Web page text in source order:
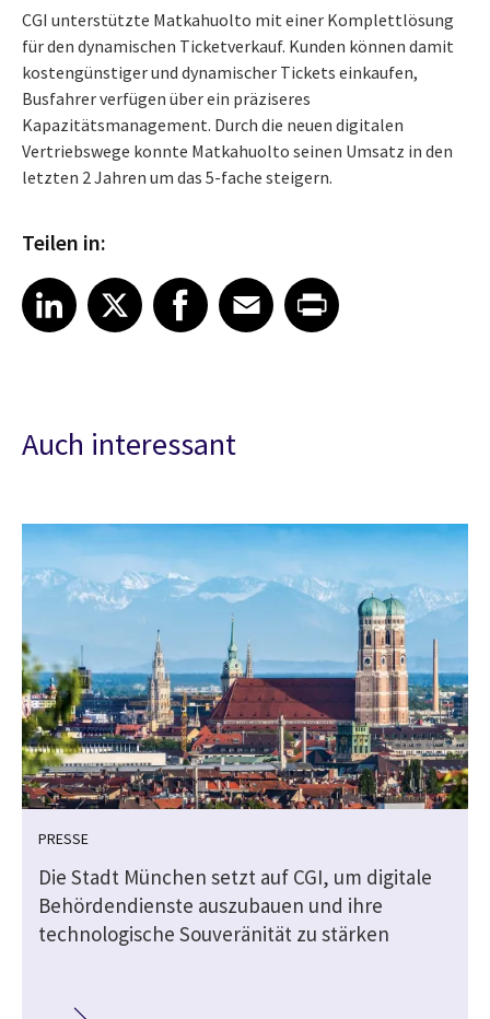
CGI unterstützte Matkahuolto mit einer Komplettlösung
für den dynamischen Ticketverkauf. Kunden können damit
kostengünstiger und dynamischer Tickets einkaufen,
Busfahrer verfügen über ein präziseres
Kapazitätsmanagement. Durch die neuen digitalen
Vertriebswege konnte Matkahuolto seinen Umsatz in den
letzten 2 Jahren um das 5-fache steigern.
Teilen in:
Share article on LinkedIn
LinkedIn
Share article on XShare article on Facebook
Facebook
Share article on Email
EmailShare article on Print
Auch interessant
PRESSE
Die Stadt München setzt auf CGI, um digitale
Behördendienste auszubauen und ihre
technologische Souveränität zu stärken